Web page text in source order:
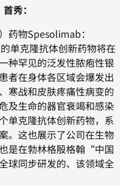
秀：
药物Spesolimab：
单克隆抗体创新药物将在
罕见的泛发性脓疱性银
者在身体各区域会爆发出
寒战和皮肤疼痛性病变的
及生命的器官衰竭和感染
单克隆抗体创新药物，系
。这也展示了公司在生物
是在勃林格殷格翰“中国
球同步研发的、该领域全